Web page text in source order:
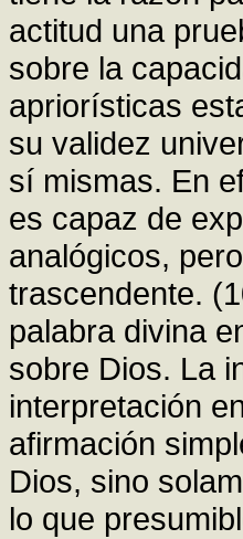
actitud una
sobre la
apriorísticas
su validez
sí mismas. En
es capaz de
analógicos,
trascendente.
palabra divina
sobre Dios. La
interpretación
afirmación
Dios, sino
lo que